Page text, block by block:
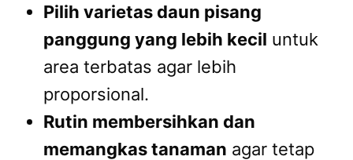
Pilih varietas daun pisang
panggung yang lebih kecil untuk
area terbatas agar lebih
proporsional.
Rutin membersihkan dan
memangkas tanaman agar tetap